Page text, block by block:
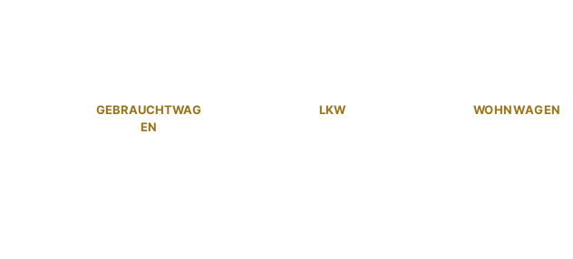
GEBRAUCHTWAG
EN
LKW WOHNWAGEN